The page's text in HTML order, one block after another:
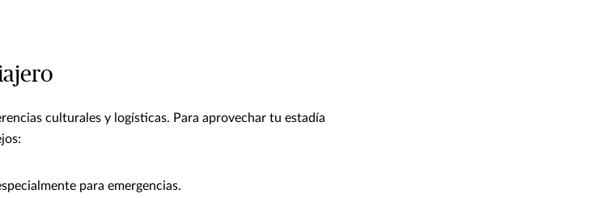
culturales y logísticas. Para aprovechar tu estadía
para emergencias.